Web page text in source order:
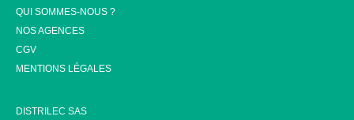
QUI SOMMES-NOUS ?
NOS AGENCES
CGV
MENTIONS LÉGALES
DISTRILEC SAS